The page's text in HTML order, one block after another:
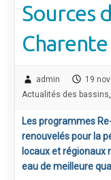
Sources
admin 19
Actualités des bassins,
Les programmes
renouvelés pour la
locaux et régionaux
eau de meilleure